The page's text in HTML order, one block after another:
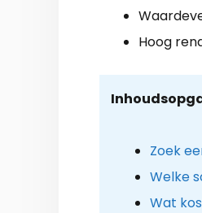
Hoog
Zoek
Welke
Wat